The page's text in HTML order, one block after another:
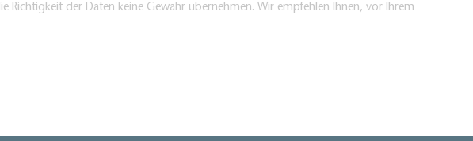
der Daten keine Gewähr übernehmen. Wir empfehlen Ihnen, vor Ihrem